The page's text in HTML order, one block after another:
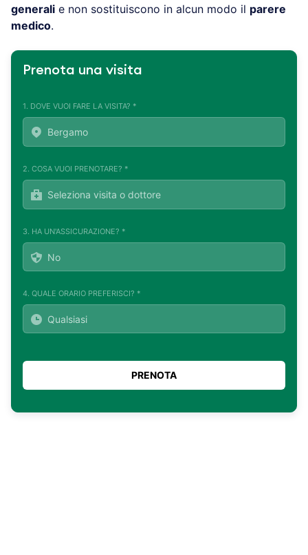
generali e non sostituiscono in alcun modo il parere
medico.
Prenota una visita
1. DOVE VUOI FARE LA VISITA? *
2. COSA VUOI PRENOTARE? *
3. HA UN'ASSICURAZIONE? *
4. QUALE ORARIO PREFERISCI? *